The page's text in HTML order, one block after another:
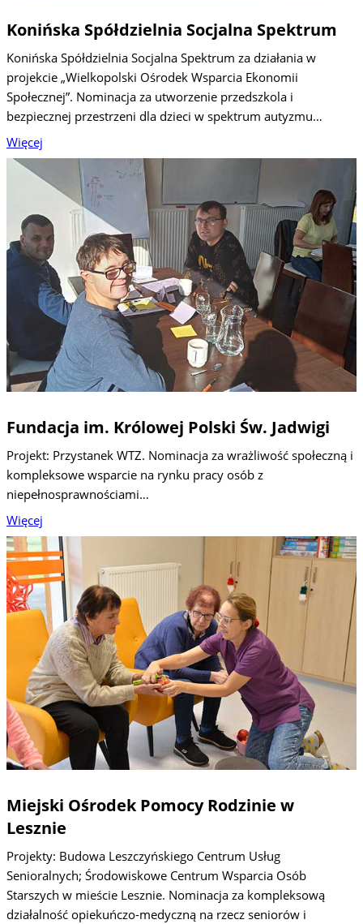
Konińska Spółdzielnia Socjalna Spektrum
Konińska Spółdzielnia Socjalna Spektrum za działania w
projekcie „Wielkopolski Ośrodek Wsparcia Ekonomii
Społecznej”. Nominacja za utworzenie przedszkola i
bezpiecznej przestrzeni dla dzieci w spektrum autyzmu…
Więcej
Fundacja im. Królowej Polski Św. Jadwigi
Projekt: Przystanek WTZ. Nominacja za wrażliwość społeczną i
kompleksowe wsparcie na rynku pracy osób z
niepełnosprawnościami…
Więcej
Miejski Ośrodek Pomocy Rodzinie w
Lesznie
Projekty: Budowa Leszczyńskiego Centrum Usług
Senioralnych; Środowiskowe Centrum Wsparcia Osób
Starszych w mieście Lesznie. Nominacja za kompleksową
działalność opiekuńczo-medyczną na rzecz seniorów i